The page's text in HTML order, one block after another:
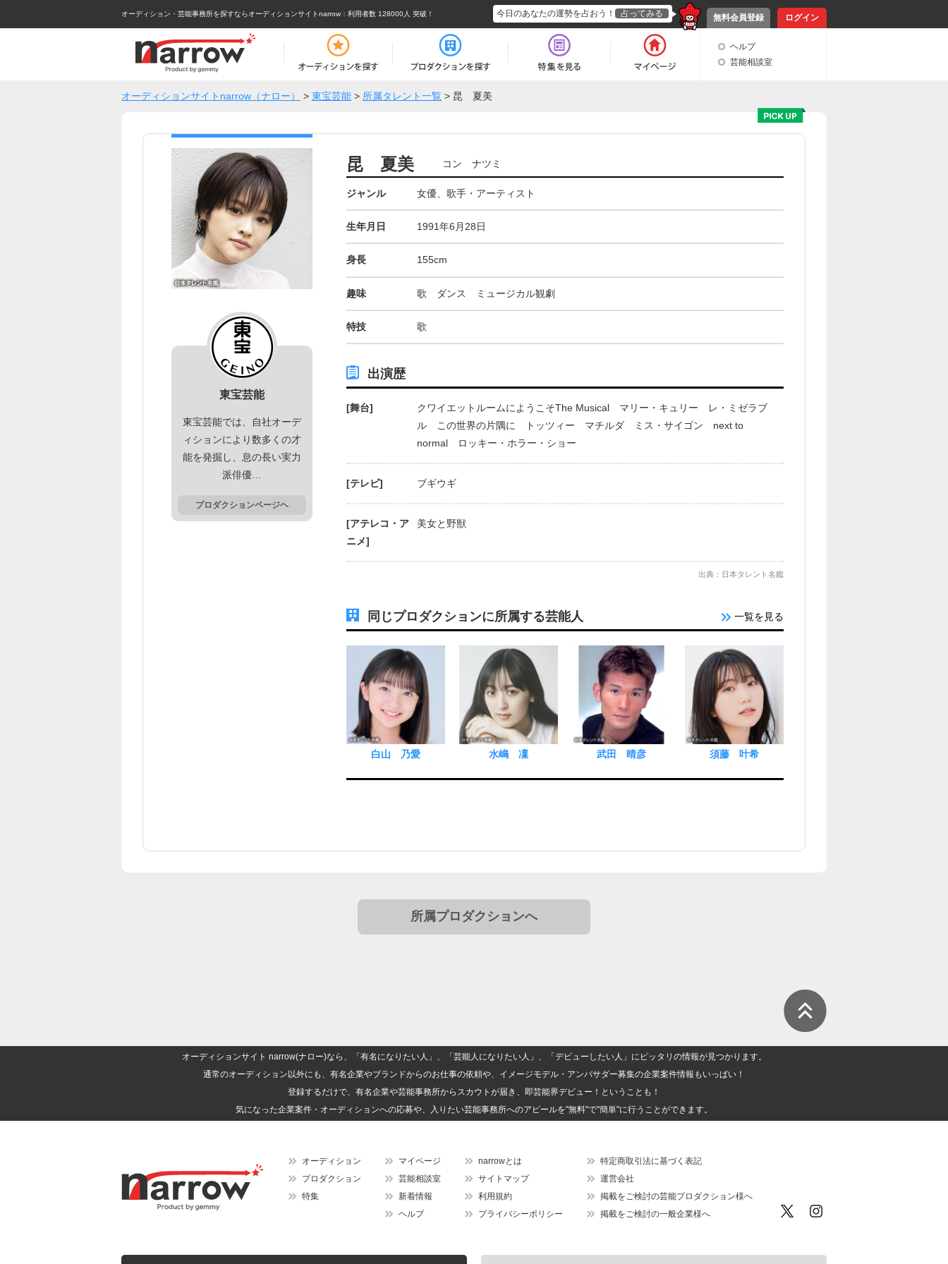
オーディション・芸能事務所を探すならオーディションサイトnarrow ：利用者数 128000人 突破！ 無料会員登録 ログイン
今日のあなたの運勢を占おう！ 占ってみる
ヘルプ
芸能相談室
オーディションサイトnarrow（ナロー） > 東宝芸能 > 所属タレント一覧 > 昆 夏美
東宝芸能
東宝芸能では、自社オーデ
ィションにより数多くの才
能を発掘し、息の長い実力
派俳優…
プロダクションページヘ
昆 夏美 コン ナツミ
ジャンル 女優、歌手・アーティスト
生年月日 1991年6月28日
身長 155cm
趣味 歌 ダンス ミュージカル観劇
特技 歌
出演歴
[舞台]
クワイエットルームにようこそThe Musical マリー・キュリー レ・ミゼラブ
ル この世界の片隅に トッツィー マチルダ ミス・サイゴン next to
normal ロッキー・ホラー・ショー
[テレビ] ブギウギ
[アテレコ・ア
ニメ]
美女と野獣
出典：日本タレント名鑑
同じプロダクションに所属する芸能人 一覧を見る
白山 乃愛 水嶋 凜 武田 晴彦 須藤 叶希
所属プロダクションへ
オーディションサイト narrow(ナロー)なら、「有名になりたい人」、「芸能人になりたい人」、「デビューしたい人」にピッタリの情報が見つかります。
通常のオーディション以外にも、有名企業やブランドからのお仕事の依頼や、イメージモデル・アンバサダー募集の企業案件情報もいっぱい！
登録するだけで、有名企業や芸能事務所からスカウトが届き、即芸能界デビュー！ということも！
気になった企業案件・オーディションへの応募や、入りたい芸能事務所へのアピールを"無料"で"簡単"に行うことができます。
オーディション
プロダクション
特集
マイページ
芸能相談室
新着情報
ヘルプ
narrowとは
サイトマップ
利用規約
プライバシーポリシー
特定商取引法に基づく表記
運営会社
掲載をご検討の芸能プロダクション様へ
掲載をご検討の一般企業様へ